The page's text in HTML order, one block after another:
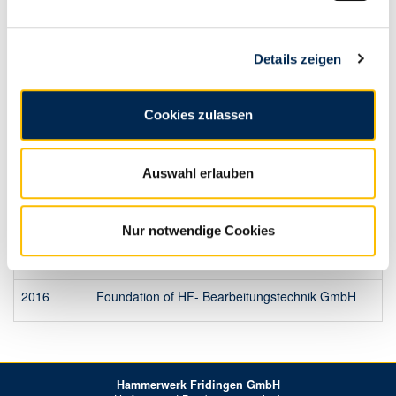
Details zeigen
Cookies zulassen
Auswahl erlauben
Nur notwendige Cookies
New training centre and construction of press shop 2
2007 Start of production in Cheb, Czech Republic
Commissioning of the 5000 t press KP8
2011-2015 Refurbishment and modernisation of our metal
2015-2016 Commissioning of two further press lines
2016 Foundation of HF- Bearbeitungstechnik GmbH
Hammerwerk Fridingen GmbH